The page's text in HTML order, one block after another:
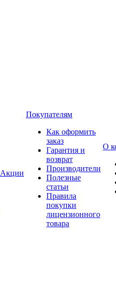
Акции
Покупателям
Как оформить
заказ
Гарантия и
возврат
Производители
Полезные
статьи
Правила
покупки
лицензионного
товара
О